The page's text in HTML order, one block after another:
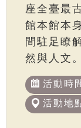
座全臺最
館本館本
間駐足瞭
然與人文。
活動時
活動地